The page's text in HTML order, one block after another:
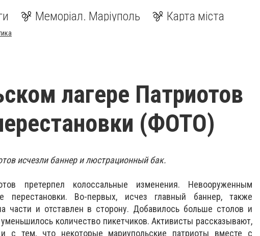
Меморіал. Маріуполь Карта міста
лагере Патриотов
(ФОТО)
исчезли баннер и люстрационный бак.
претерпел колоссальные изменения. Невооруженным
перестановки. Во-первых, исчез главный баннер, также
части и отставлен в сторону. Добавилось больше столов и
количество пикетчиков. Активисты рассказывают,
с тем, что некоторые мариупольские патриоты вместе с